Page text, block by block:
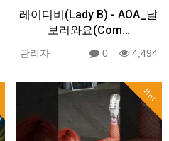
레이디비(Lady B) - AOA_날
보러와요(Com…
관리자 0 4,494
Hot